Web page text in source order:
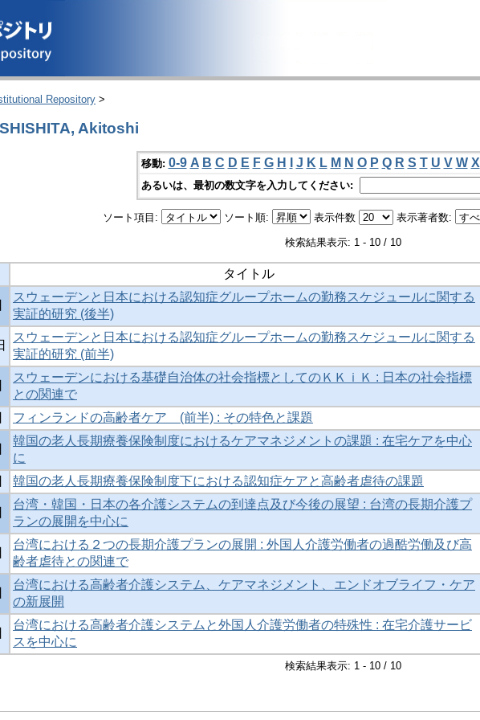
Repository >
Akitoshi
移動: 0-9 A B C D E F G H J K L M N O P Q R S T U V W X
あるいは、最初の数文字を入力してください:
ソート項目: ソート順: 表示件数 表示著者数:
検索結果表示: 1 - 10 / 10
タイトル
スウェーデンと日本における認知症グループホームの勤務スケジュールに関する
実証的研究 (後半)
スウェーデンと日本における認知症グループホームの勤務スケジュールに関する
実証的研究 (前半)
スウェーデンにおける基礎自治体の社会指標としてのＫＫｉＫ : 日本の社会指標
との関連で
フィンランドの高齢者ケア (前半) : その特色と課題
韓国の老人長期療養保険制度におけるケアマネジメントの課題 : 在宅ケアを中心
に
韓国の老人長期療養保険制度下における認知症ケアと高齢者虐待の課題
台湾・韓国・日本の各介護システムの到達点及び今後の展望 : 台湾の長期介護プ
ランの展開を中心に
台湾における２つの長期介護プランの展開 : 外国人介護労働者の過酷労働及び高
齢者虐待との関連で
台湾における高齢者介護システム、ケアマネジメント、エンドオブライフ・ケア
の新展開
台湾における高齢者介護システムと外国人介護労働者の特殊性 : 在宅介護サービ
スを中心に
検索結果表示: 1 - 10 / 10